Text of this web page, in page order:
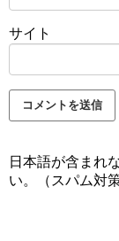
サイト
日本語が含まれ
い。（スパム対策